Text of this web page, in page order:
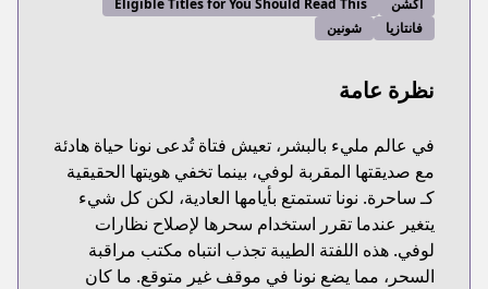
أكشن
Eligible Titles for You Should Read This
فانتازيا
شونين
نظرة عامة
في عالم مليء بالبشر، تعيش فتاة تُدعى نونا حياة هادئة
مع صديقتها المقربة لوفي، بينما تخفي هويتها الحقيقية
كـ ساحرة. نونا تستمتع بأيامها العادية، لكن كل شيء
يتغير عندما تقرر استخدام سحرها لإصلاح نظارات
لوفي. هذه اللفتة الطيبة تجذب انتباه مكتب مراقبة
السحر، مما يضع نونا في موقف غير متوقع. ما كان